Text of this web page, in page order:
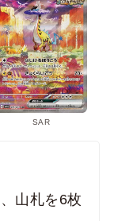
SAR
山札を6枚